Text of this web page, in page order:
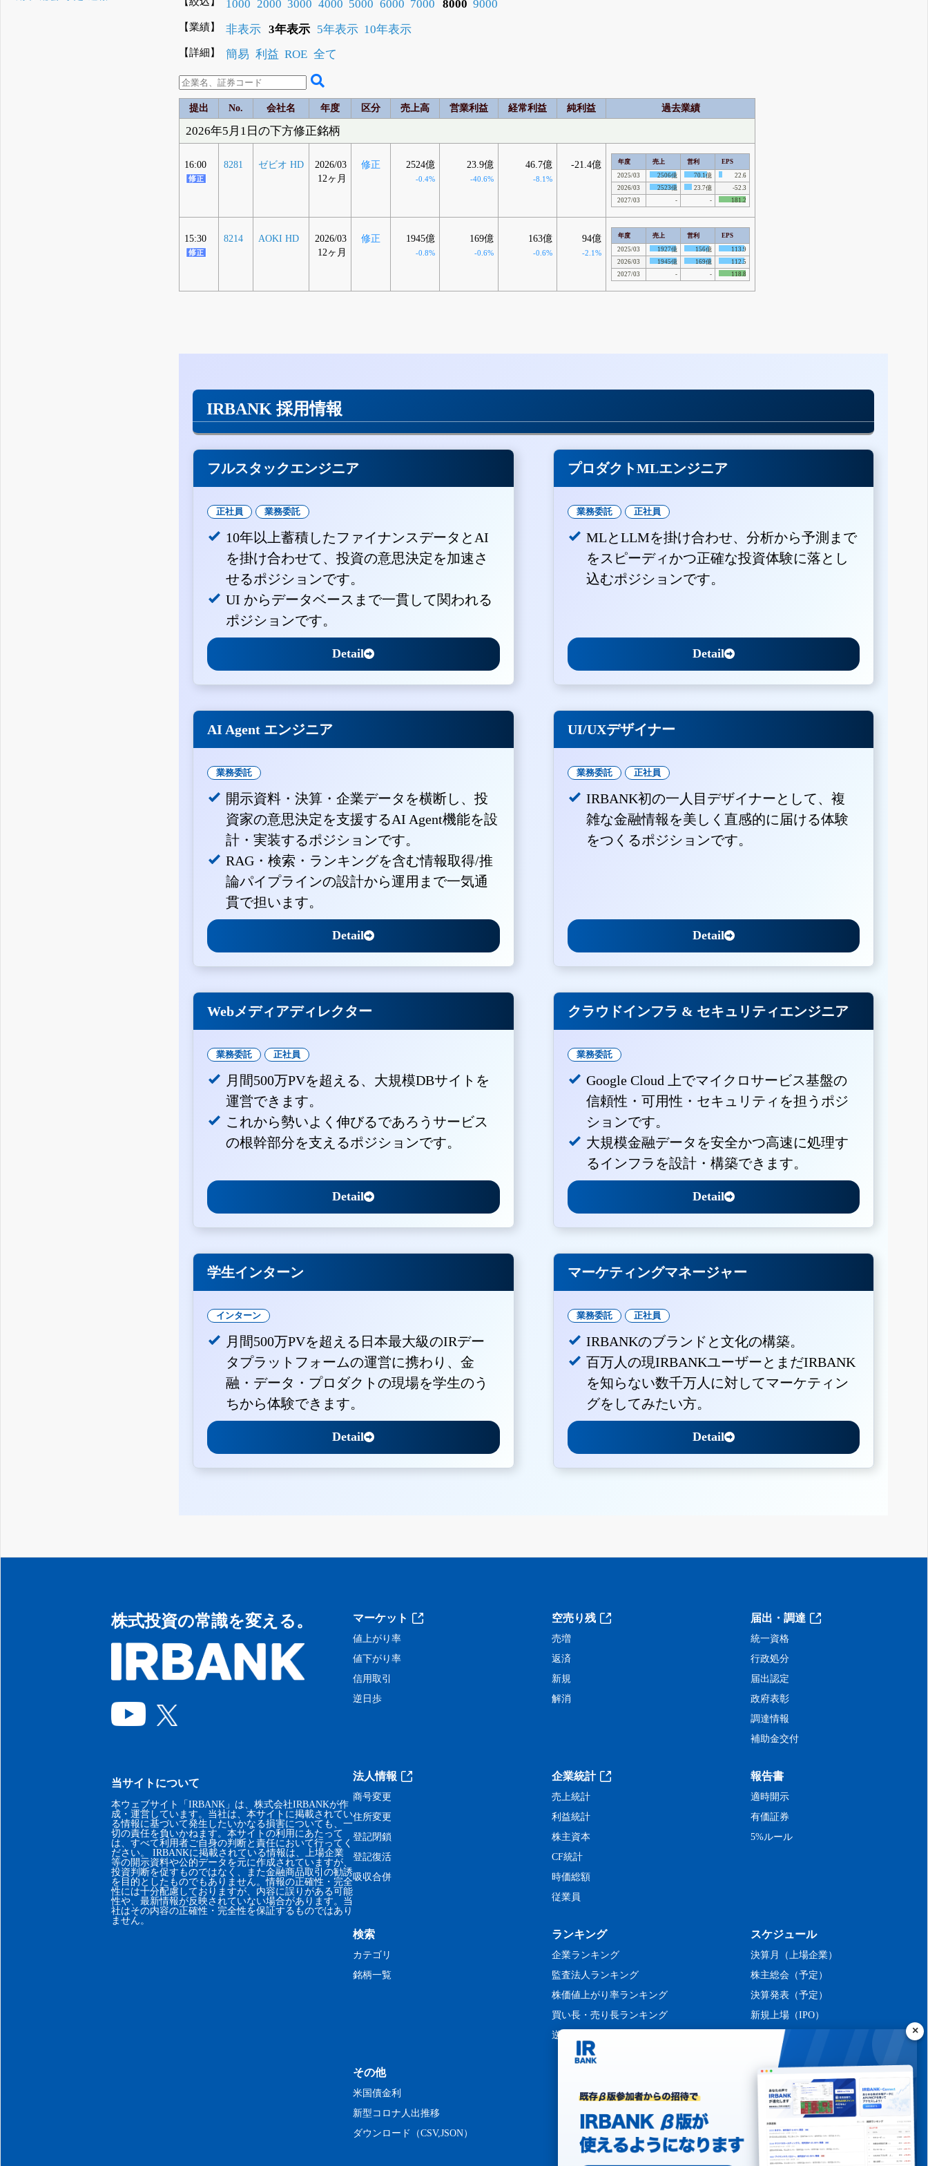
1000 2000 3000 4000 5000 6000 7000 8000 9000
【業績】 非表示 3年表示 5年表示 10年表示
【詳細】 簡易 利益 ROE 全て
提出 No. 会社名 年度 区分 売上高 営業利益 経常利益 純利益 過去業績
2026年5月1日の下方修正銘柄
16:00 8281 ゼビオ HD
2026/03
12ヶ月
修正 2524億
-0.4%
23.9億
-40.6%
46.7億
-8.1%
-21.4億 年度 売上 営利
EPS
2025/03
2506億 70.1億
22.6
2026/03
2523億 23.7億
-52.3
2027/03
- - 181.2
15:30 8214 AOKI HD
2026/03
12ヶ月
修正 1945億
-0.8%
169億
-0.6%
163億
-0.6%
94億
-2.1%
年度 売上 営利
EPS
2025/03
1927億 156億
113.9
2026/03
1945億 169億
112.5
2027/03
- - 118.8
IRBANK 採用情報
フルスタックエンジニア
正社員 業務委託
10年以上蓄積したファイナンスデータとAI
を掛け合わせて、投資の意思決定を加速さ
せるポジションです。
UI からデータベースまで一貫して関われる
ポジションです。
Detail
プロダクトMLエンジニア
業務委託 正社員
MLとLLMを掛け合わせ、分析から予測まで
をスピーディかつ正確な投資体験に落とし
込むポジションです。
Detail
AI Agent エンジニア
業務委託
開示資料・決算・企業データを横断し、投
資家の意思決定を支援するAI Agent機能を設
計・実装するポジションです。
RAG・検索・ランキングを含む情報取得/推
論パイプラインの設計から運用まで一気通
貫で担います。
Detail
UI/UXデザイナー
業務委託 正社員
IRBANK初の一人目デザイナーとして、複
雑な金融情報を美しく直感的に届ける体験
をつくるポジションです。
Detail
Webメディアディレクター
業務委託 正社員
月間500万PVを超える、大規模DBサイトを
運営できます。
これから勢いよく伸びるであろうサービス
の根幹部分を支えるポジションです。
Detail
クラウドインフラ & セキュリティエンジニア
業務委託
Google Cloud 上でマイクロサービス基盤の
信頼性・可用性・セキュリティを担うポジ
ションです。
大規模金融データを安全かつ高速に処理す
るインフラを設計・構築できます。
Detail
学生インターン
インターン
月間500万PVを超える日本最大級のIRデー
タプラットフォームの運営に携わり、金
融・データ・プロダクトの現場を学生のう
ちから体験できます。
Detail
マーケティングマネージャー
業務委託 正社員
IRBANKのブランドと文化の構築。
百万人の現IRBANKユーザーとまだIRBANK
を知らない数千万人に対してマーケティン
グをしてみたい方。
Detail
株式投資の常識を変える。
当サイトについて
本ウェブサイト「IRBANK」は、株式会社IRBANKが作
成・運営しています。当社は、本サイトに掲載されてい
る情報に基づいて発生したいかなる損害についても、一
切の責任を負いかねます。本サイトの利用にあたって
は、すべて利用者ご自身の判断と責任において行ってく
ださい。 IRBANKに掲載されている情報は、上場企業
等の開示資料や公的データを元に作成されていますが、
投資判断を促すものではなく、また金融商品取引の勧誘
を目的としたものでもありません。情報の正確性・完全
性には十分配慮しておりますが、内容に誤りがある可能
性や、最新情報が反映されていない場合があります。当
社はその内容の正確性・完全性を保証するものではあり
ません。
マーケット
値上がり率
値下がり率
信用取引
逆日歩
空売り残
売増
返済
新規
解消
届出・調達
統一資格
行政処分
届出認定
政府表彰
調達情報
補助金交付
法人情報
商号変更
住所変更
登記閉鎖
登記復活
吸収合併
企業統計
売上統計
利益統計
株主資本
CF統計
時価総額
従業員
報告書
適時開示
有価証券
5%ルール
検索
カテゴリ
銘柄一覧
ランキング
企業ランキング
監査法人ランキング
株価値上がり率ランキング
買い長・売り長ランキング
逆日歩ランキング
スケジュール
決算月（上場企業）
株主総会（予定）
決算発表（予定）
新規上場（IPO）
その他
米国債金利
新型コロナ人出推移
ダウンロード（CSV,JSON）